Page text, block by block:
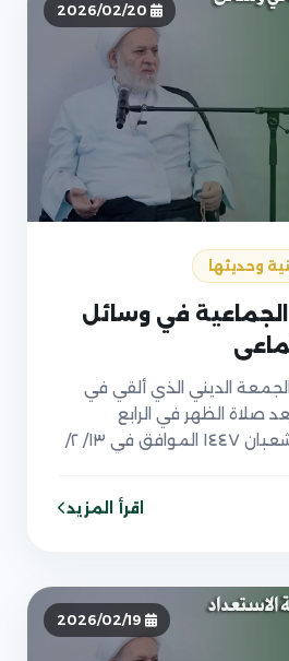
وحديثها
الجماعية في وسائل
الديني الذي ألقي في
صلاة الظهر في الرابع
والعشرين من شهر شعبان ١٤٤٧ الموافق في ١٣/ ٢/
اقرأ المزيد